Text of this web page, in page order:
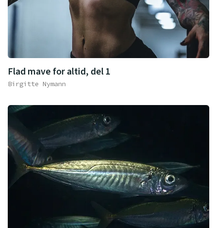
Flad mave for altid, del 1
Birgitte Nymann